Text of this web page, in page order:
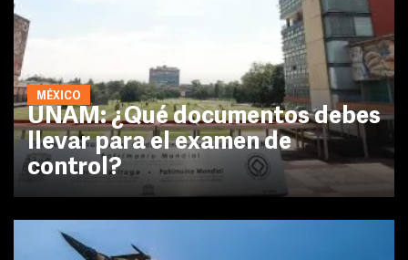
MÉXICO
UNAM: ¿Qué documentos debes
llevar para el examen de
control?